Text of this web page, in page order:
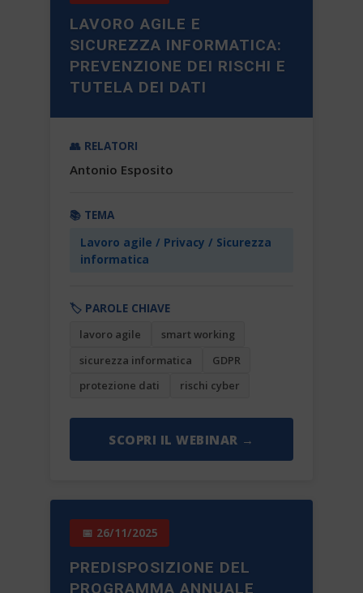
LAVORO AGILE E
SICUREZZA INFORMATICA:
PREVENZIONE DEI RISCHI E
TUTELA DEI DATI
👥 RELATORI
Antonio Esposito
📚 TEMA
Lavoro agile / Privacy / Sicurezza
informatica
🏷️ PAROLE CHIAVE
lavoro agile
smart working
sicurezza informatica
GDPR
protezione dati
rischi cyber
SCOPRI IL WEBINAR →
📅 26/11/2025
PREDISPOSIZIONE DEL
PROGRAMMA ANNUALE